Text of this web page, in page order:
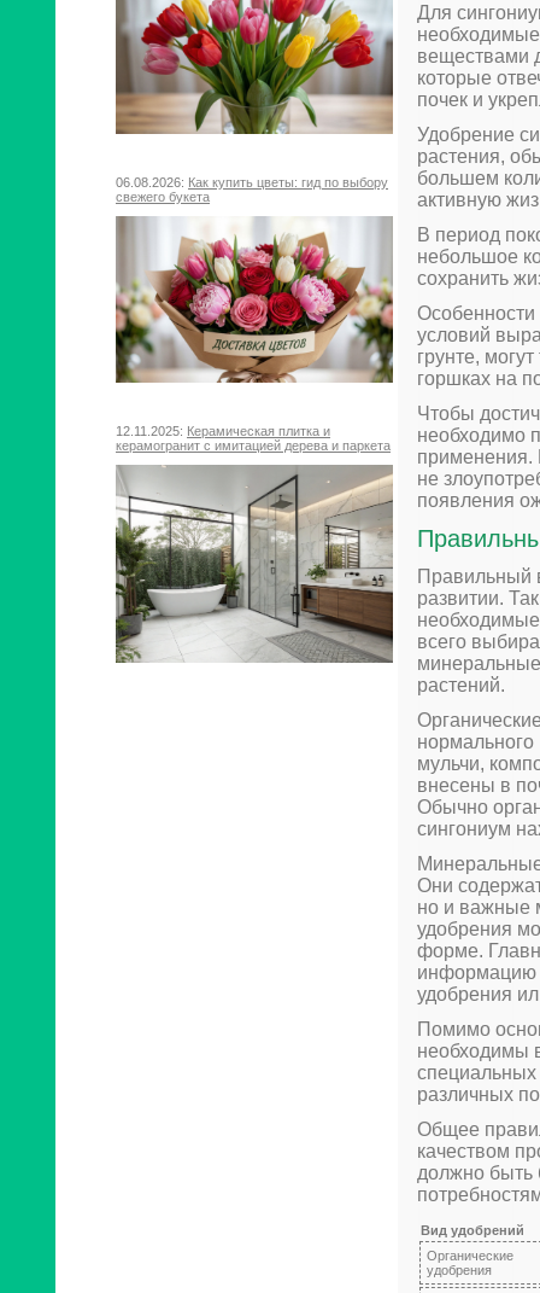
06.08.2026: Как купить цветы: гид по выбору
свежего букета
12.11.2025: Керамическая плитка и
керамогранит с имитацией дерева и паркета
Для
веществами
которые
почек и
Удобрение
растения,
большем
активную
В период
небольшое
сохранить
Особенности
условий
грунте,
горшках на
Чтобы
необходимо
применения.
не
появления
Правильный
развитии.
всего
растений.
нормального
мульчи,
внесены в
Обычно
сингониум
Они
но и важные
удобрения
форме.
информацию
удобрения
Помимо
необходимы
специальных
различных
Общее
качеством
должно быть
Вид удобрений
Органические
удобрения